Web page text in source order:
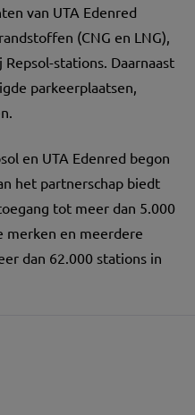
van UTA Edenred
(CNG en LNG),
stations. Daarnaast
parkeerplaatsen,
en UTA Edenred begon
het partnerschap biedt
tot meer dan 5.000
merken en meerdere
dan 62.000 stations in